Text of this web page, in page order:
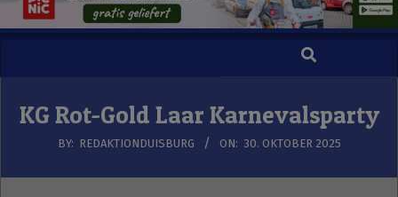
Menu
Search
KG Rot-Gold Laar Karnevalsparty
BY: REDAKTIONDUISBURG ON: 30. OKTOBER 2025